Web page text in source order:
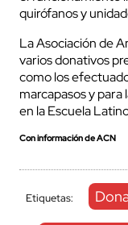
quirófanos y
La Asociación de
varios donativos
como los
marcapasos y
en la Escuela
Con información de ACN
Etiquetas: